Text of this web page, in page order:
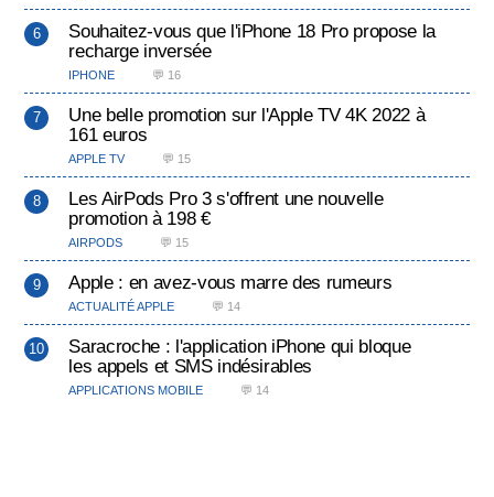
Souhaitez-vous que l'iPhone 18 Pro propose la
recharge inversée
IPHONE 💬 16
Une belle promotion sur l'Apple TV 4K 2022 à
161 euros
APPLE TV 💬 15
Les AirPods Pro 3 s'offrent une nouvelle
promotion à 198 €
AIRPODS 💬 15
Apple : en avez-vous marre des rumeurs
ACTUALITÉ APPLE 💬 14
Saracroche : l'application iPhone qui bloque
les appels et SMS indésirables
APPLICATIONS MOBILE 💬 14